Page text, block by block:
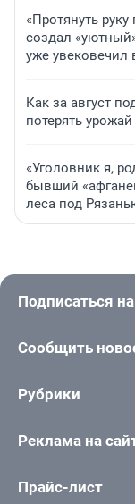
«Протянуть
создал
уже увековечил
Как за август
потерять
«Уголовник я,
бывший
леса под
Подписаться
Сообщить
Рубрики
Реклама на
Прайс-лист